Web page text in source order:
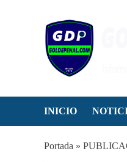
INICIO
Portada »